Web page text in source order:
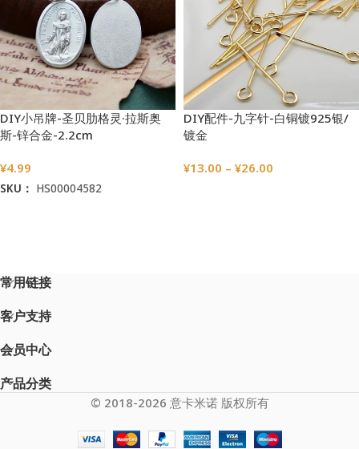
DIY小吊牌-圣贝肋格灵·拉斯奥
斯-锌合金-2.2cm
¥4.99
SKU： HS00004582
DIY配件-九字针-白铜镀925银/
镀金
¥13.00 – ¥26.00
常用链接
客户支持
会员中心
产品分类
© 2018-2026 意卡米诺 版权所有